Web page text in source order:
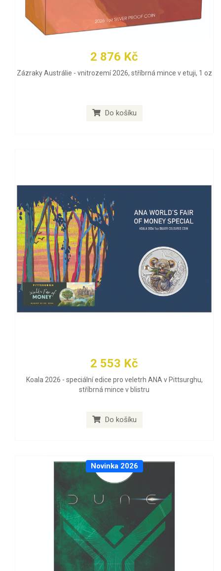
2 876 Kč
Zázraky Austrálie - vnitrozemí 2026, stříbrná mince v etuji, 1 oz
Do košíku
2 553 Kč
Koala 2026 - speciální edice pro veletrh ANA v Pittsurghu,
stříbrná mince v blistru
Do košíku
Novinka 2026